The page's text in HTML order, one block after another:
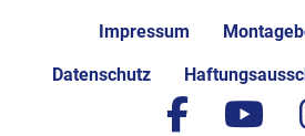
Impressum
Datenschutz